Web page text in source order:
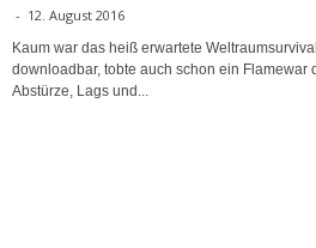
- 12. August 2016
Kaum war das heiß erwartete
downloadbar, tobte auch schon ein Flamewar
Abstürze, Lags und...